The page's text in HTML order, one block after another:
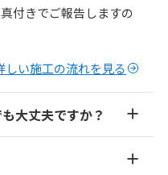
付きでご報告しますの
しい施工の流れを見る
大丈夫ですか？